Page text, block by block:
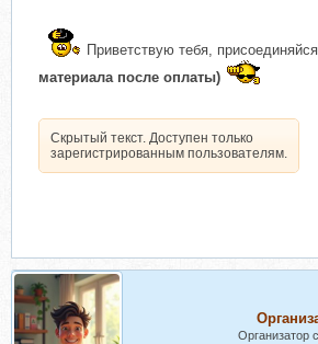
Приветствую тебя, присоединяйся
материала после оплаты)
Скрытый текст. Доступен только
зарегистрированным пользователям.
Организатор